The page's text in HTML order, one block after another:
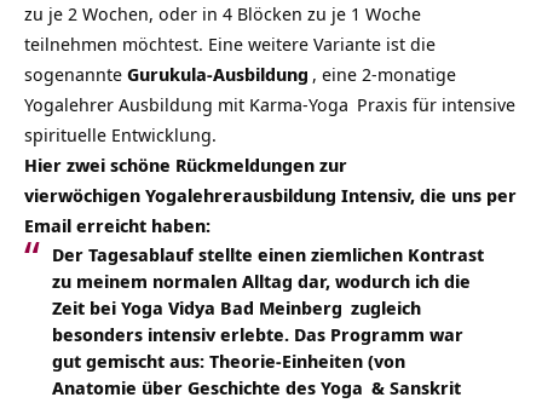
zu je 2 Wochen, oder in 4 Blöcken zu je 1 Woche
teilnehmen möchtest. Eine weitere Variante ist die
sogenannte Gurukula-Ausbildung , eine 2-monatige
Yogalehrer Ausbildung mit Karma-Yoga Praxis für intensive
spirituelle Entwicklung.
Hier zwei schöne Rückmeldungen zur
vierwöchigen Yogalehrerausbildung Intensiv, die uns per
Email erreicht haben:
Der Tagesablauf stellte einen ziemlichen Kontrast
zu meinem normalen Alltag dar, wodurch ich die
Zeit bei Yoga Vidya Bad Meinberg zugleich
besonders intensiv erlebte. Das Programm war
gut gemischt aus: Theorie-Einheiten (von
Anatomie über Geschichte des Yoga & Sanskrit